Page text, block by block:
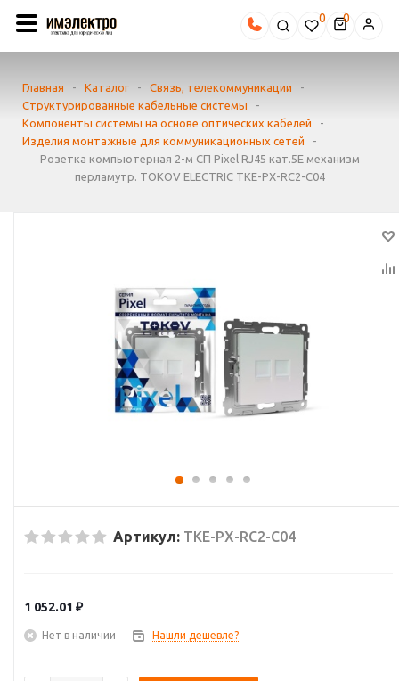
0
Главная - Каталог - Связь, телекоммуникации
-
Структурированные кабельные системы
-
Компоненты системы на основе оптических кабелей
-
Изделия монтажные для коммуникационных сетей
-
Розетка компьютерная 2-м СП Pixel RJ45 кат.5E механизм
перламутр. TOKOV ELECTRIC TKE-PX-RC2-C04
Артикул: TKE-PX-RC2-C04
1 052.01 ₽
Нет в наличии Нашли дешевле?